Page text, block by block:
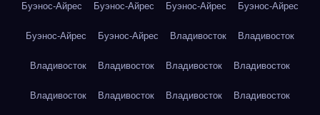
Буэнос-Айрес Буэнос-Айрес Буэнос-Айрес Буэнос-Айрес
Буэнос-Айрес Буэнос-Айрес Владивосток Владивосток
Владивосток Владивосток Владивосток Владивосток
Владивосток Владивосток Владивосток Владивосток